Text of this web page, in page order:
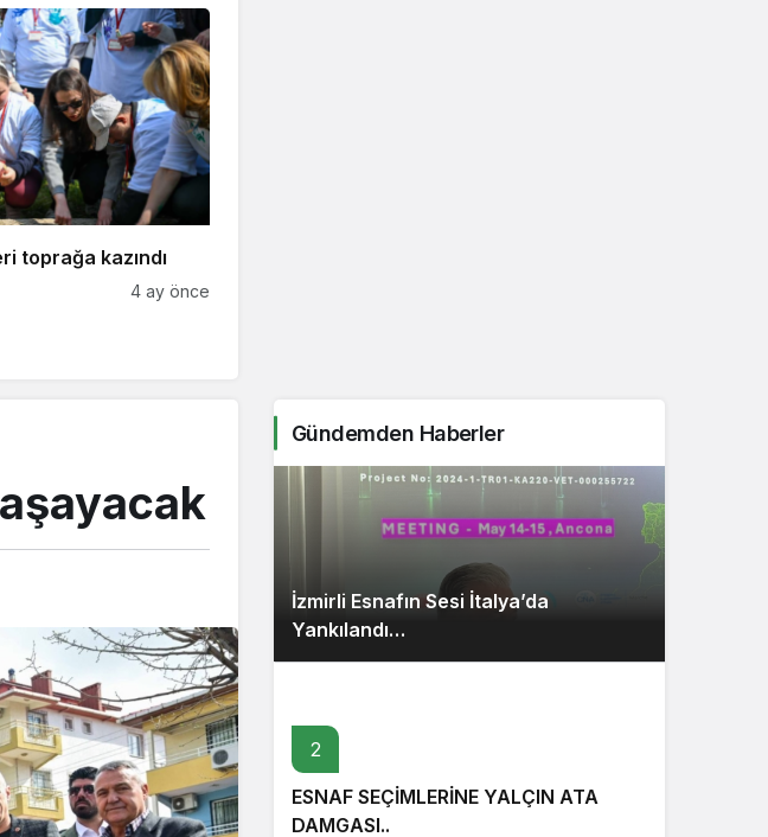
toprağa kazındı
4 ay önce
Gündemden Haberler
İzmirli Esnafın Sesi İtalya’da
Yankılandı…
2
ESNAF SEÇİMLERİNE YALÇIN ATA
DAMGASI..